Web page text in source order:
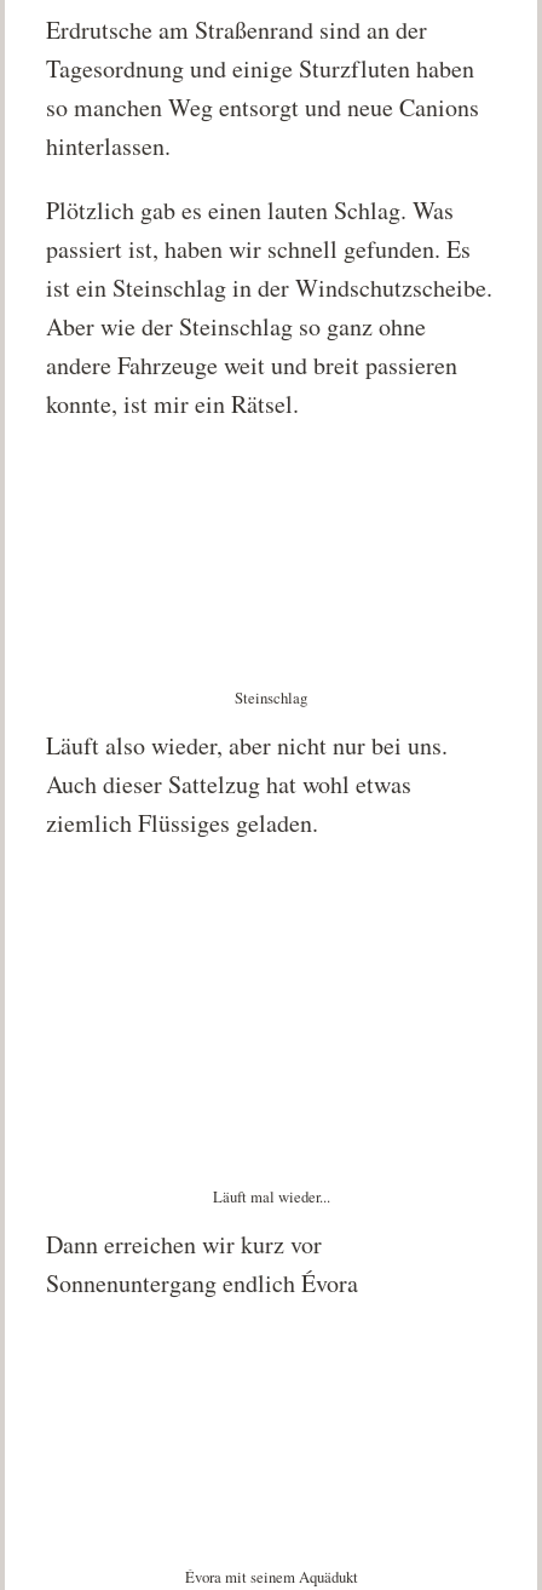
Erdrutsche am Straßenrand sind an der
Tagesordnung und einige Sturzfluten haben
so manchen Weg entsorgt und neue Canions
hinterlassen.
Plötzlich gab es einen lauten Schlag. Was
passiert ist, haben wir schnell gefunden. Es
ist ein Steinschlag in der Windschutzscheibe.
Aber wie der Steinschlag so ganz ohne
andere Fahrzeuge weit und breit passieren
konnte, ist mir ein Rätsel.
Steinschlag
Läuft also wieder, aber nicht nur bei uns.
Auch dieser Sattelzug hat wohl etwas
ziemlich Flüssiges geladen.
Läuft mal wieder...
Dann erreichen wir kurz vor
Sonnenuntergang endlich Évora
Évora mit seinem Aquädukt